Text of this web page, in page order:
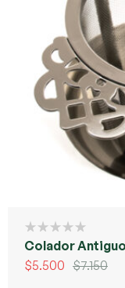
Colador
$7.150
$5.500